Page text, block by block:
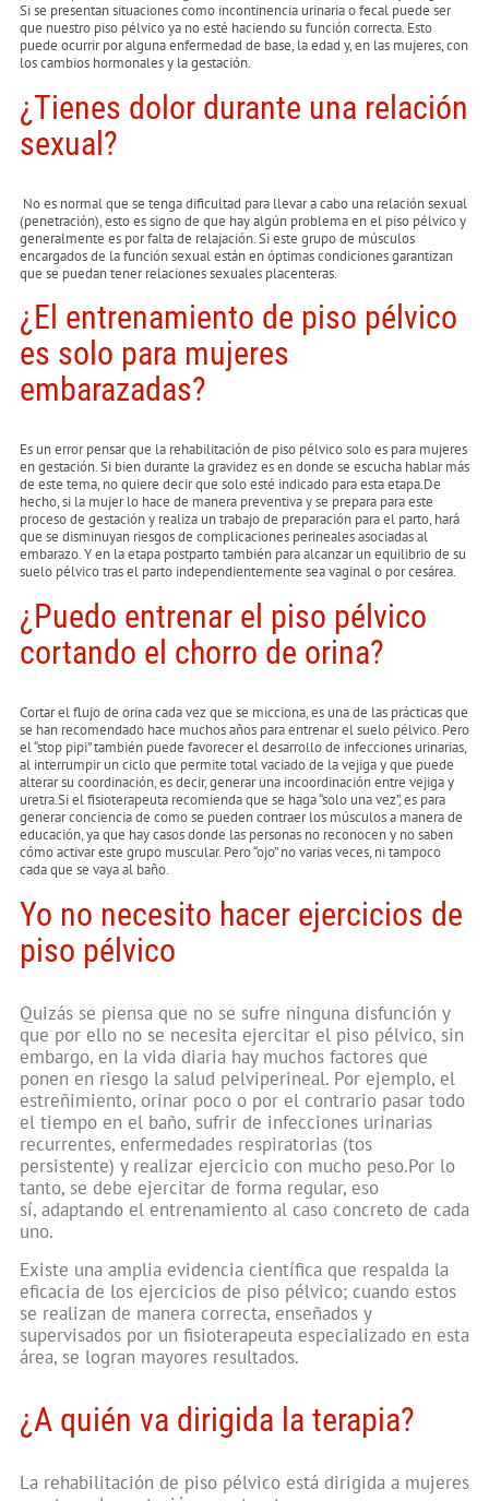
Si se presentan situaciones como incontinencia urinaria o fecal puede ser
que nuestro piso pélvico ya no esté haciendo su función correcta. Esto
puede ocurrir por alguna enfermedad de base, la edad y, en las mujeres, con
los cambios hormonales y la gestación.
¿Tienes dolor durante una relación
sexual?
No es normal que se tenga dificultad para llevar a cabo una relación sexual
(penetración), esto es signo de que hay algún problema en el piso pélvico y
generalmente es por falta de relajación. Si este grupo de músculos
encargados de la función sexual están en óptimas condiciones garantizan
que se puedan tener relaciones sexuales placenteras.
¿El entrenamiento de piso pélvico
es solo para mujeres
embarazadas?
Es un error pensar que la rehabilitación de piso pélvico solo es para mujeres
en gestación. Si bien durante la gravidez es en donde se escucha hablar más
de este tema, no quiere decir que solo esté indicado para esta etapa.De
hecho, si la mujer lo hace de manera preventiva y se prepara para este
proceso de gestación y realiza un trabajo de preparación para el parto, hará
que se disminuyan riesgos de complicaciones perineales asociadas al
embarazo. Y en la etapa postparto también para alcanzar un equilibrio de su
suelo pélvico tras el parto independientemente sea vaginal o por cesárea.
¿Puedo entrenar el piso pélvico
cortando el chorro de orina?
Cortar el flujo de orina cada vez que se micciona, es una de las prácticas que
se han recomendado hace muchos años para entrenar el suelo pélvico. Pero
el “stop pipi” también puede favorecer el desarrollo de infecciones urinarias,
al interrumpir un ciclo que permite total vaciado de la vejiga y que puede
alterar su coordinación, es decir, generar una incoordinación entre vejiga y
uretra.Si el fisioterapeuta recomienda que se haga “solo una vez”, es para
generar conciencia de como se pueden contraer los músculos a manera de
educación, ya que hay casos donde las personas no reconocen y no saben
cómo activar este grupo muscular. Pero “ojo” no varias veces, ni tampoco
cada que se vaya al baño.
Yo no necesito hacer ejercicios de
piso pélvico
Quizás se piensa que no se sufre ninguna disfunción y
que por ello no se necesita ejercitar el piso pélvico, sin
embargo, en la vida diaria hay muchos factores que
ponen en riesgo la salud pelviperineal. Por ejemplo, el
estreñimiento, orinar poco o por el contrario pasar todo
el tiempo en el baño, sufrir de infecciones urinarias
recurrentes, enfermedades respiratorias (tos
persistente) y realizar ejercicio con mucho peso.Por lo
tanto, se debe ejercitar de forma regular, eso
sí, adaptando el entrenamiento al caso concreto de cada
uno.
Existe una amplia evidencia científica que respalda la
eficacia de los ejercicios de piso pélvico; cuando estos
se realizan de manera correcta, enseñados y
supervisados por un fisioterapeuta especializado en esta
área, se logran mayores resultados.
¿A quién va dirigida la terapia?
La rehabilitación de piso pélvico está dirigida a mujeres